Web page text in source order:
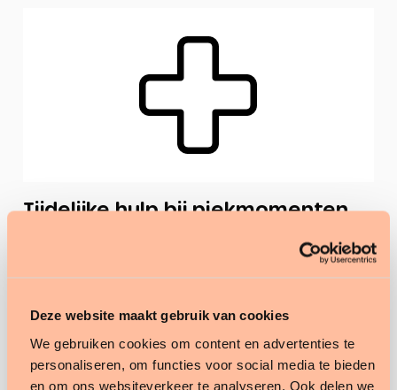
Deze website maakt gebruik van cookies
We gebruiken cookies om content en advertenties te
personaliseren, om functies voor social media te bieden
en om ons websiteverkeer te analyseren. Ook delen we
Tijdelijke hulp bij piekmomenten
onvoorspelbare momenten? Denk aan langdurige
Deze pieken zorgen voor onnodige druk op je team.
Met de juiste tijdelijke ondersteuning voorkom je
achterstanden, stress en verlies van kwaliteit.